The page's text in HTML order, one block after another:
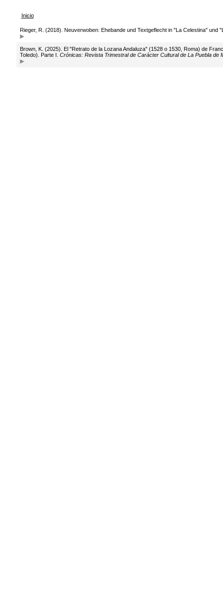
Inicio
Rieger, R. (2018). Neuverwoben: Ehebande und Textgeflecht in "La Celestina" und
Brown, K. (2025). El "Retrato de la Lozana Andaluza" (1528 o 1530, Roma) de
Toledo). Parte I. Crónicas: Revista Trimestral de Carácter Cultural de La Puebla de